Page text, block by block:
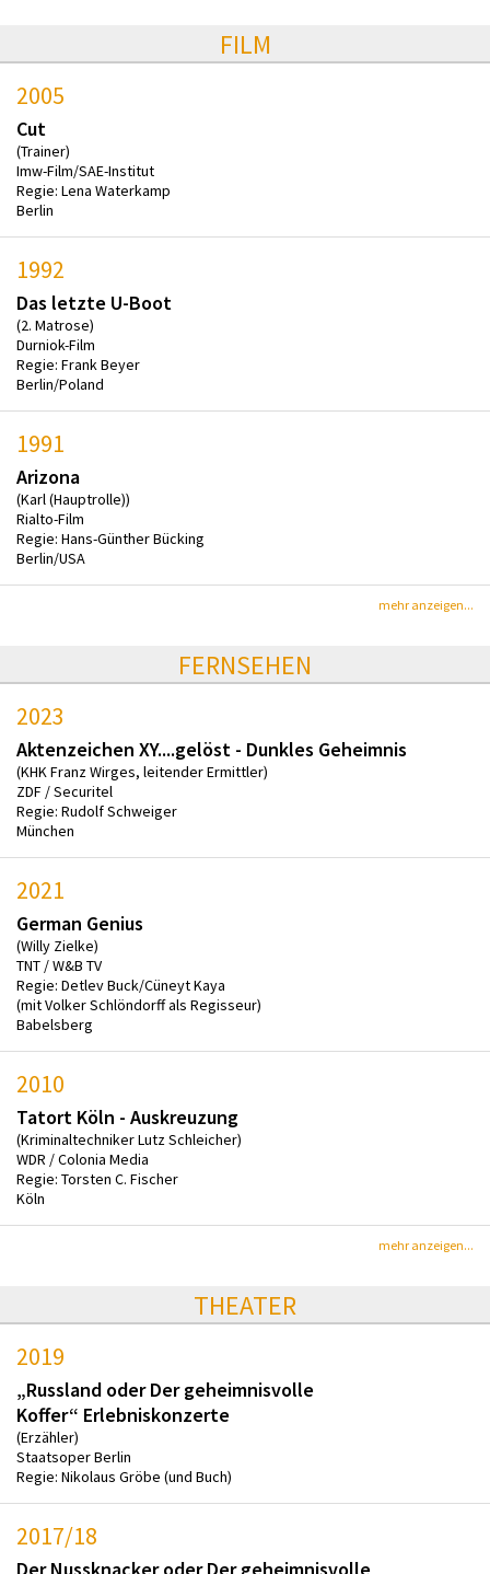
FILM
2005
Cut
(Trainer)
Imw-Film/SAE-Institut
Regie: Lena Waterkamp
Berlin
1992
Das letzte U-Boot
(2. Matrose)
Durniok-Film
Regie: Frank Beyer
Berlin/Poland
1991
Arizona
(Karl (Hauptrolle))
Rialto-Film
Regie: Hans-Günther Bücking
Berlin/USA
mehr anzeigen...
FERNSEHEN
2023
Aktenzeichen XY....gelöst - Dunkles Geheimnis
(KHK Franz Wirges, leitender Ermittler)
ZDF / Securitel
Regie: Rudolf Schweiger
München
2021
German Genius
(Willy Zielke)
TNT / W&B TV
Regie: Detlev Buck/Cüneyt Kaya
(mit Volker Schlöndorff als Regisseur)
Babelsberg
2010
Tatort Köln - Auskreuzung
(Kriminaltechniker Lutz Schleicher)
WDR / Colonia Media
Regie: Torsten C. Fischer
Köln
mehr anzeigen...
THEATER
2019
„Russland oder Der geheimnisvolle
Koffer“ Erlebniskonzerte
(Erzähler)
Staatsoper Berlin
Regie: Nikolaus Gröbe (und Buch)
2017/18